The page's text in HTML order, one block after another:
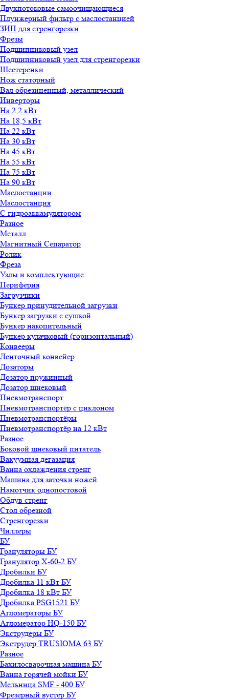
Двухпотоковые самоочищающиеся
Плунжерный фильтр с маслостанцией
ЗИП для стренгорезки
Фрезы
Подшипниковый узел
Подшипниковый узел для стренгорезки
Шестеренки
Нож статорный
Вал обрезиненный, металлический
Инверторы
На 2,2 кВт
На 18,5 кВт
На 22 кВт
На 30 кВт
На 45 кВт
На 55 кВт
На 75 кВт
На 90 кВт
Маслостанции
Маслостанция
С гидроаккамулятором
Разное
Металл
Магнитный Сепаратор
Ролик
Фреза
Узлы и комплектующие
Периферия
Загрузчики
Бункер принудительной загрузки
Бункер загрузки с сушкой
Бункер накопительный
Бункер кулачковый (горизонтальный)
Конвееры
Ленточный конвейер
Дозаторы
Дозатор пружинный
Дозатор шнековый
Пневмотранспорт
Пневмотранспортёр с циклоном
Пневмотранспортёры
Пневмотранспортёр на 12 кВт
Разное
Боковой шнековый питатель
Вакуумная дегазация
Ванна охлаждения стренг
Машина для заточки ножей
Намотчик однопостовой
Обдув стренг
Стол обрезной
Стренгорезки
Чиллеры
БУ
Грануляторы БУ
Гранулятор X-60-2 БУ
Дробилки БУ
Дробилка 11 кВт БУ
Дробилка 18 кВт БУ
Дробилка PSG1521 БУ
Агломераторы БУ
Агломератор HQ-150 БУ
Экструдеры БУ
Экструдер TRUSIOMA 63 БУ
Разное
Бахилосварочная машина БУ
Ванна горячей мойки БУ
Мельница SMF - 400 БУ
Фрезерный вустер БУ